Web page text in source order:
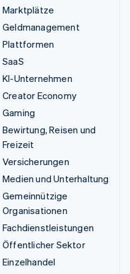
Marktplätze
Geldmanagement
Plattformen
SaaS
KI-Unternehmen
Creator Economy
Gaming
Bewirtung, Reisen und
Freizeit
Versicherungen
Medien und Unterhaltung
Gemeinnützige
Organisationen
Fachdienstleistungen
Öffentlicher Sektor
Einzelhandel